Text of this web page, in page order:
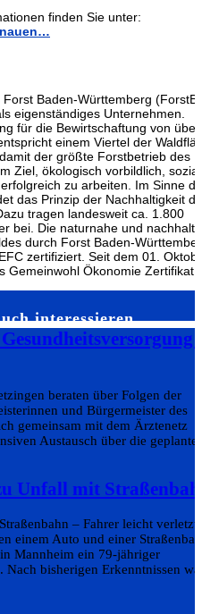
finden Sie unter:
Baden-Württemberg
eigenständiges Unternehmen.
für die Bewirtschaftung von über
einem Viertel der
der größte Forstbetrieb des
Ziel, ökologisch vorbildlich, sozial
zu arbeiten. Im Sinne
das Prinzip der Nachhaltigkeit
tragen landesweit ca. 1.800
bei. Die naturnahe und
durch Forst Baden-
zertifiziert. Seit dem 01.
Gemeinwohl Ökonomie Zertifikat.
interessieren…
beraten über Folgen der
und Bürgermeister des
gemeinsam mit dem Ärztenetz
Austausch über die
Unfall mit
– Fahrer leicht verletzt
einem Auto und einer
Mannheim ein 79-jähriger
bisherigen Erkenntnissen